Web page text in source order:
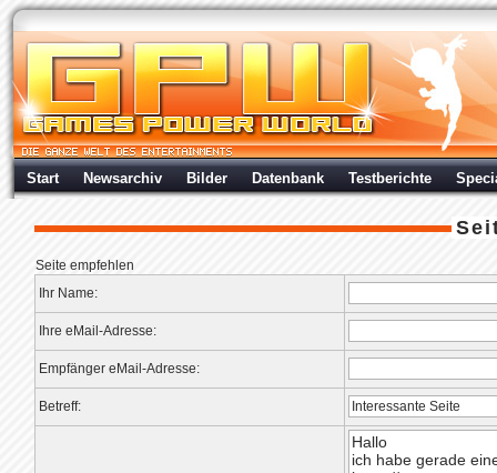
Start Newsarchiv Bilder Datenbank Testberichte
Seite empfehlen
Ihr Name:
Ihre eMail-Adresse:
Empfänger eMail-Adresse:
Betreff: